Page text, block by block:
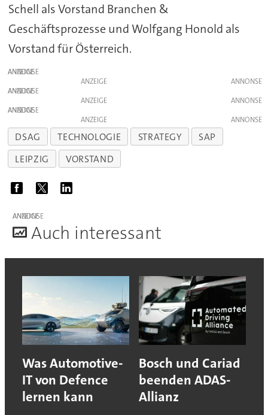
Schell als Vorstand Branchen &
Geschäftsprozesse und Wolfgang Honold als
Vorstand für Österreich.
ANZEIGE
ANZEIGE
ANZEIGE
ANZEIGE
ANZEIGE
ANZEIGE
DSAG TECHNOLOGIE STRATEGY
SAP
LEIPZIG
VORSTAND
ANZEIGE
Auch interessant
Was Automotive-
IT von Defence
lernen kann
Bosch und Cariad
beenden ADAS-
Allianz